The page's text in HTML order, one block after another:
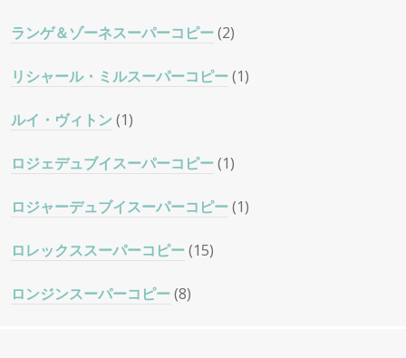
ランゲ＆ゾーネスーパーコピー(2)
リシャール・ミルスーパーコピー(1)
ルイ・ヴィトン (1)
ロジェデュブイスーパーコピー(1)
ロジャーデュブイスーパーコピー(1)
ロレックススーパーコピー(15)
ロンジンスーパーコピー(8)